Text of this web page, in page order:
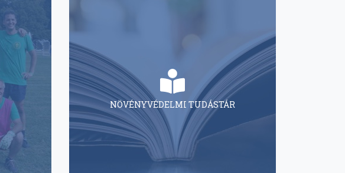
NÖVÉNYVÉDELMI TUDÁSTÁR